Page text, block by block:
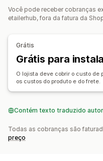
Locais para aquisição de
Chapéus Sapatos
Opções de frete
Frete em lote Frete
Processamento de
Atualizações em tempo real
Você pode receber cobranças
etailerhub, fora da fatura da
Grátis
Grátis para
O lojista deve cobrir o custo de
os custos do produto e do frete.
Contém texto traduzido
Todas as cobranças são
preço